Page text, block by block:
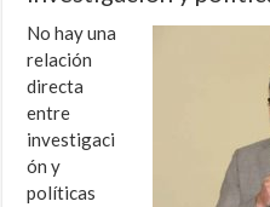
No hay una
relación
directa
entre
investigaci
ón y
políticas